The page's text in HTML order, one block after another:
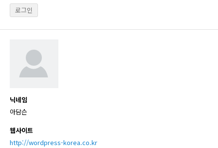
로그인
닉네임
아담슨
웹사이트
http://wordpress-korea.co.kr